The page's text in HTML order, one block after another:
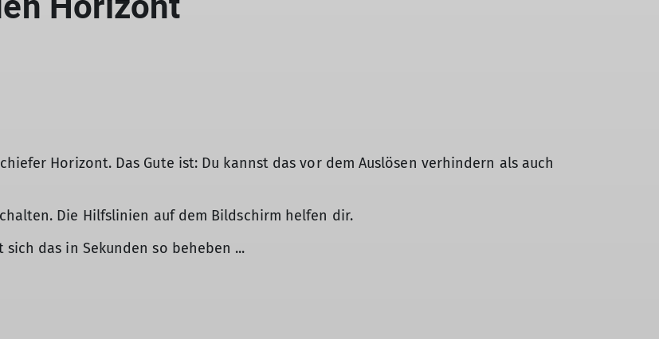
Horizont. Das Gute ist: Du kannst das vor dem Auslösen verhindern als auch
Die Hilfslinien auf dem Bildschirm helfen dir.
das in Sekunden so beheben ...